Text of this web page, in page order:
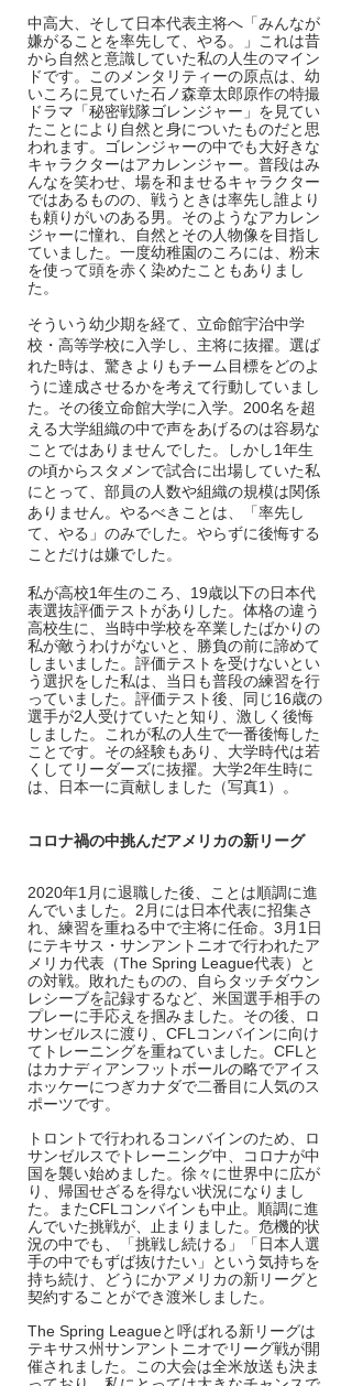
中高大、そして日本代表主将へ「みんなが
嫌がることを率先して、やる。」これは昔
から自然と意識していた私の人生のマイン
ドです。このメンタリティーの原点は、幼
いころに見ていた石ノ森章太郎原作の特撮
ドラマ「秘密戦隊ゴレンジャー」を見てい
たことにより自然と身についたものだと思
われます。ゴレンジャーの中でも大好きな
キャラクターはアカレンジャー。普段はみ
んなを笑わせ、場を和ませるキャラクター
ではあるものの、戦うときは率先し誰より
も頼りがいのある男。そのようなアカレン
ジャーに憧れ、自然とその人物像を目指し
ていました。一度幼稚園のころには、粉末
を使って頭を赤く染めたこともありまし
た。
そういう幼少期を経て、立命館宇治中学
校・高等学校に入学し、主将に抜擢。選ば
れた時は、驚きよりもチーム目標をどのよ
うに達成させるかを考えて行動していまし
た。その後立命館大学に入学。200名を超
える大学組織の中で声をあげるのは容易な
ことではありませんでした。しかし1年生
の頃からスタメンで試合に出場していた私
にとって、部員の人数や組織の規模は関係
ありません。やるべきことは、「率先し
て、やる」のみでした。やらずに後悔する
ことだけは嫌でした。
私が高校1年生のころ、19歳以下の日本代
表選抜評価テストがありした。体格の違う
高校生に、当時中学校を卒業したばかりの
私が敵うわけがないと、勝負の前に諦めて
しまいました。評価テストを受けないとい
う選択をした私は、当日も普段の練習を行
っていました。評価テスト後、同じ16歳の
選手が2人受けていたと知り、激しく後悔
しました。これが私の人生で一番後悔した
ことです。その経験もあり、大学時代は若
くしてリーダーズに抜擢。大学2年生時に
は、日本一に貢献しました（写真1）。
コロナ禍の中挑んだアメリカの新リーグ
2020年1月に退職した後、ことは順調に進
んでいました。2月には日本代表に招集さ
れ、練習を重ねる中で主将に任命。3月1日
にテキサス・サンアントニオで行われたア
メリカ代表（The Spring League代表）と
の対戦。敗れたものの、自らタッチダウン
レシーブを記録するなど、米国選手相手の
プレーに手応えを掴みました。その後、ロ
サンゼルスに渡り、CFLコンバインに向け
てトレーニングを重ねていました。CFLと
はカナディアンフットボールの略でアイス
ホッケーにつぎカナダで二番目に人気のス
ポーツです。
トロントで行われるコンバインのため、ロ
サンゼルスでトレーニング中、コロナが中
国を襲い始めました。徐々に世界中に広が
り、帰国せざるを得ない状況になりまし
た。またCFLコンバインも中止。順調に進
んでいた挑戦が、止まりました。危機的状
況の中でも、「挑戦し続ける」「日本人選
手の中でもずば抜けたい」という気持ちを
持ち続け、どうにかアメリカの新リーグと
契約することができ渡米しました。
The Spring Leagueと呼ばれる新リーグは
テキサス州サンアントニオでリーグ戦が開
催されました。この大会は全米放送も決ま